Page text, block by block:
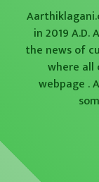
in 2019
the news of
where all
webpage .